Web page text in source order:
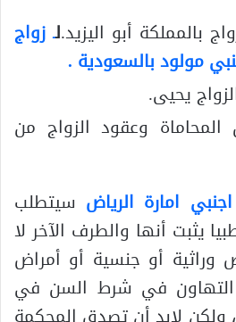
بالمملكة أبو اليزيد.لـزواج
مولود بالسعودية .
يحيى.
المحاماة وعقود الزواج من
امارة الرياض سيتطلب
يثبت أنها والطرف الآخر لا
وراثية أو جنسية أو أمراض
التهاون في شرط السن في